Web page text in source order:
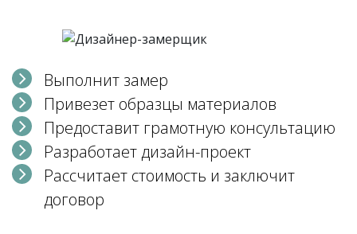
Выполнит замер
Привезет образцы материалов
Предоставит грамотную консультацию
Разработает дизайн-проект
Рассчитает стоимость и заключит
договор